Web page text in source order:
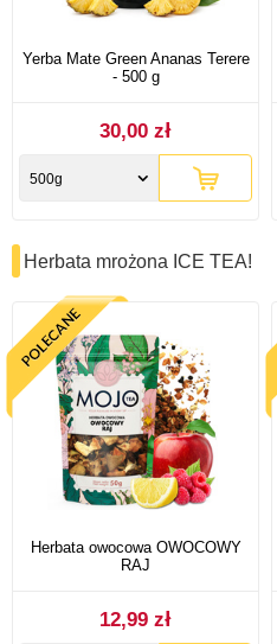
Yerba Mate Green Ananas Terere
- 500 g
30,00 zł
500g
Herbata mrożona ICE TEA!
Herbata owocowa OWOCOWY
RAJ
12,99 zł